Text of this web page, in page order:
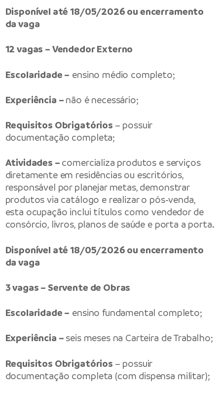
Disponível até 18/05/2026 ou encerramento
da vaga
12 vagas – Vendedor Externo
Escolaridade – ensino médio completo;
Experiência – não é necessário;
Requisitos Obrigatórios – possuir
documentação completa;
Atividades – comercializa produtos e serviços
diretamente em residências ou escritórios,
responsável por planejar metas, demonstrar
produtos via catálogo e realizar o pós-venda,
esta ocupação inclui títulos como vendedor de
consórcio, livros, planos de saúde e porta a porta.
Disponível até 18/05/2026 ou encerramento
da vaga
3 vagas – Servente de Obras
Escolaridade – ensino fundamental completo;
Experiência – seis meses na Carteira de Trabalho;
Requisitos Obrigatórios – possuir
documentação completa (com dispensa militar);